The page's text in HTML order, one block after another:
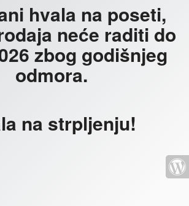
hvala na poseti,
neće raditi do
zbog godišnjeg
odmora.
na strpljenju!